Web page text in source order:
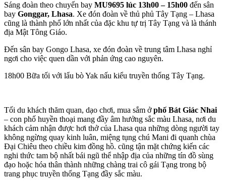
Sáng đoàn theo chuyến bay MU9695 lúc 13h00 – 15h00 đến sân
bay Gonggar, Lhasa. Xe đón đoàn về thủ phủ Tây Tạng – Lhasa
cũng là thành phố lớn nhất của đặc khu tự trị Tây Tạng và là thánh
địa Mật Tông Giáo.
Đến sân bay Gongo Lhasa, xe đón đoàn về trung tâm Lhasa nghỉ
ngơi cho việc quen dần với phản ứng cao nguyên.
18h00 Bữa tối với lẩu bò Yak nấu kiểu truyền thống Tây Tạng.
Tối du khách thăm quan, dạo chơi, mua sắm ởphố Bát Giác Nhai
– con phố huyền thoại mang đầy âm hưởng sắc màu Lhasa, nơi du
khách cảm nhận được hơi thở của Lhasa qua những dòng người tay
không ngừng quay kinh luân, miệng tụng chú Mani đi quanh chùa
Đại Chiêu theo chiều kim đồng hồ. cũng tận mặt chứng kiến các
nghi thức tam bộ nhất bái ngũ thể nhập địa của những tín đồ sùng
đạo hoặc hóa thân thành những chàng trai cô gái Tạng trong bộ
trang phục truyền thống Tạng đầy sắc màu.